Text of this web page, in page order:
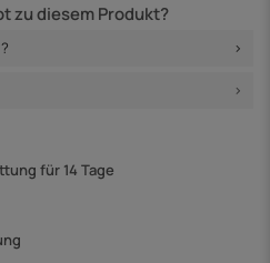
zu diesem Produkt?
für 14 Tage